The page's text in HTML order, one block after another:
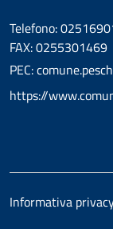
Telefono:
FAX: 0255301469
PEC:
https://
Informativa